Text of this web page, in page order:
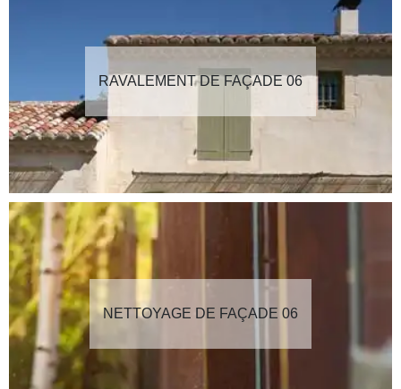
RAVALEMENT DE FAÇADE 06
NETTOYAGE DE FAÇADE 06